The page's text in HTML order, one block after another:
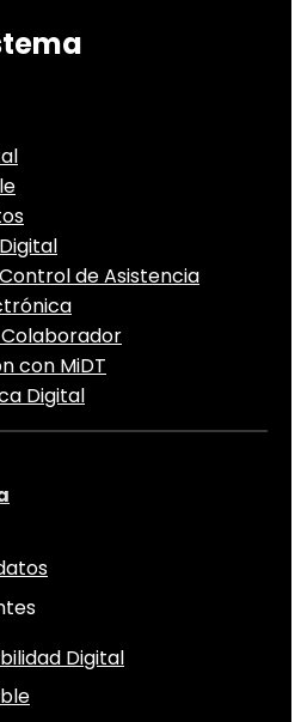
de Asistencia
con MiDT
Digital
Digital